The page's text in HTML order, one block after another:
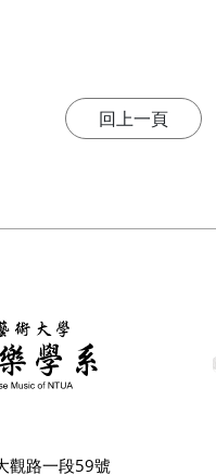
觀路一段59號